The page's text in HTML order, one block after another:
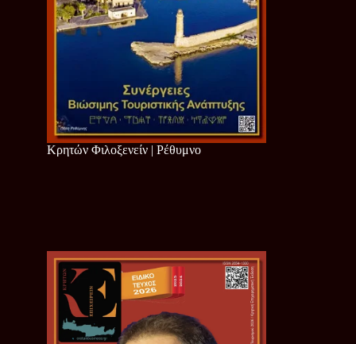
Κρητών Φιλοξενείν | Ρέθυμνο